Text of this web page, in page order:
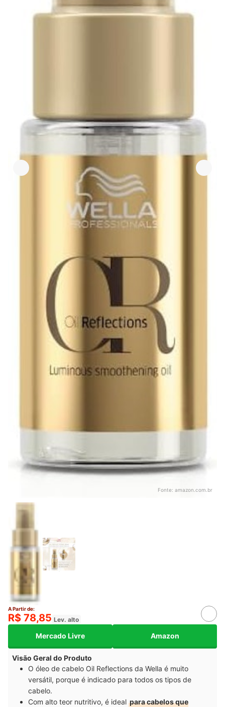
Fonte: amazon.com.br
A Partir de:
R$ 78,85 Lev. alto
Mercado Livre Amazon
Visão Geral do Produto
O óleo de cabelo Oil Reflections da Wella é muito
versátil, porque é indicado para todos os tipos de
cabelo.
Com alto teor nutritivo, é ideal para cabelos que